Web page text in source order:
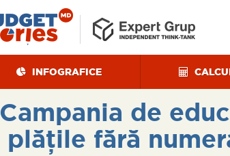
INFOGRAFICE
Campania de
plățile fără